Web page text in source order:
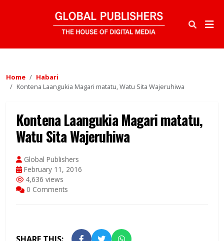
Home
Habari
Kontena Laangukia Magari matatu, Watu Sita Wajeruhiwa
Kontena Laangukia Magari matatu,
Watu Sita Wajeruhiwa
Global Publishers
February 11, 2016
4,636 views
0 Comments